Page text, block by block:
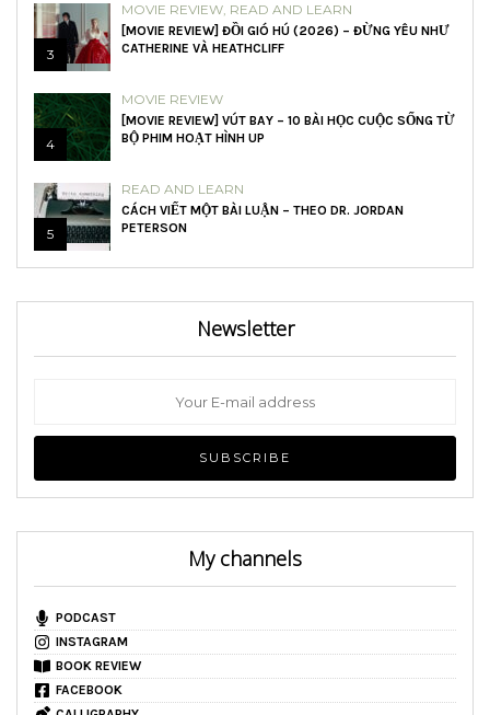
3
MOVIE REVIEW, READ AND LEARN
[MOVIE REVIEW] ĐỒI GIÓ HÚ (2026) – ĐỪNG YÊU NHƯ
CATHERINE VÀ HEATHCLIFF
4
MOVIE REVIEW
[MOVIE REVIEW] VÚT BAY – 10 BÀI HỌC CUỘC SỐNG TỪ
BỘ PHIM HOẠT HÌNH UP
5
READ AND LEARN
CÁCH VIẾT MỘT BÀI LUẬN – THEO DR. JORDAN
PETERSON
Newsletter
My channels
PODCAST
INSTAGRAM
BOOK REVIEW
FACEBOOK